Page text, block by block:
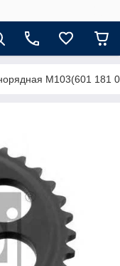
M103(601 181